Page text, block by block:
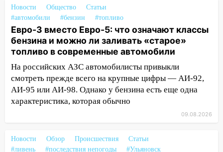
20:10
Во время урагана в Ульяновске на
Волге перевернулась лодка
19:55 В Ульяновске упавшее дерево
заблокировало в машине двух женщин
17:15 В Ульяновской области
ремонтируют девять мостов: один уже
готов, ещё два — почти завершены
17:00 «Ульяновскалипсис»: последствия
16:38
Прогноз погоды в Ульяновской
области на 9 августа
Новости Общество
Статьи
#автомобили
#бензин #топливо
Евро-3 вместо Евро-5: что означают классы
бензина и можно ли заливать «старое»
топливо в современные автомобили
На российских АЗС автомобилисты привыкли
смотреть прежде всего на крупные цифры — АИ-92,
АИ-95 или АИ-98. Однако у бензина есть еще одна
характеристика, которая обычно
09.08.2026
Новости Обзор Происшествия
Статьи
#ливень
#последствия непогоды #Ульяновск